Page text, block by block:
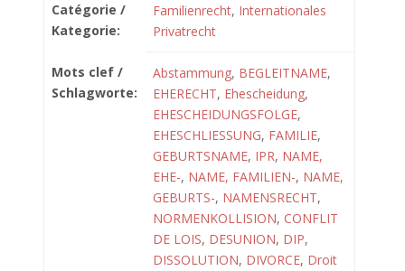
Catégorie /
Kategorie:
Familienrecht, Internationales
Privatrecht
Mots clef /
Schlagworte:
Abstammung, BEGLEITNAME,
EHERECHT, Ehescheidung,
EHESCHEIDUNGSFOLGE,
EHESCHLIESSUNG, FAMILIE,
GEBURTSNAME, IPR, NAME,
EHE-, NAME, FAMILIEN-, NAME,
GEBURTS-, NAMENSRECHT,
NORMENKOLLISION, CONFLIT
DE LOIS, DESUNION, DIP,
DISSOLUTION, DIVORCE, Droit